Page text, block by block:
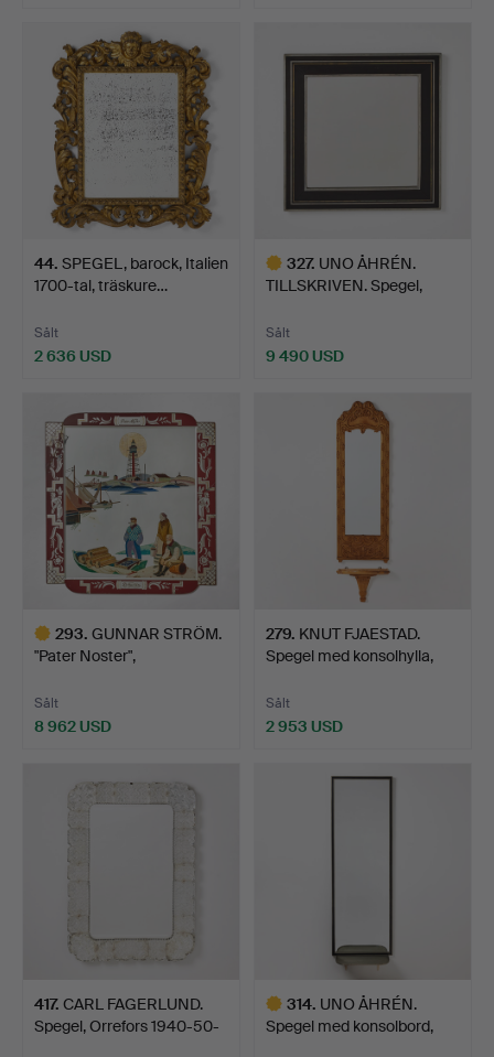
44. SPEGEL, barock, Italien
1700-tal, träskure…
Sålt
2 636 USD
327. UNO ÅHRÉN.
TILLSKRIVEN. Spegel,
Sålt
9 490 USD
293. GUNNAR STRÖM.
"Pater Noster",
Sålt
8 962 USD
279. KNUT FJAESTAD.
Spegel med konsolhylla,
Sålt
2 953 USD
417. CARL FAGERLUND.
Spegel, Orrefors 1940-50-
314. UNO ÅHRÉN.
Spegel med konsolbord,